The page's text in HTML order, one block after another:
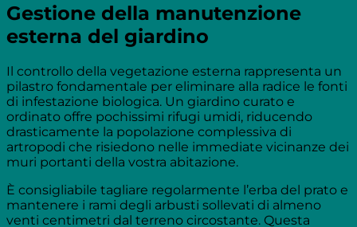
Gestione della manutenzione
esterna del giardino
Il controllo della vegetazione esterna rappresenta un
pilastro fondamentale per eliminare alla radice le fonti
di infestazione biologica. Un giardino curato e
ordinato offre pochissimi rifugi umidi, riducendo
drasticamente la popolazione complessiva di
artropodi che risiedono nelle immediate vicinanze dei
muri portanti della vostra abitazione.
È consigliabile tagliare regolarmente l’erba del prato e
mantenere i rami degli arbusti sollevati di almeno
venti centimetri dal terreno circostante. Questa